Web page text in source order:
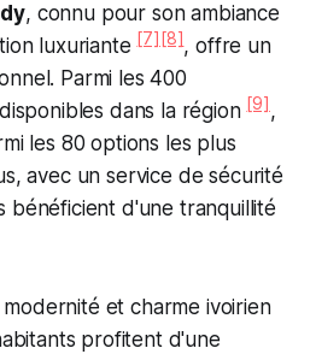
, connu pour son ambiance
luxuriante[7] [8], offre un
Parmi les 400
dans la région[9],
les 80 options les plus
avec un service de sécurité
bénéficient d'une tranquillité
et charme ivoirien
profitent d'une